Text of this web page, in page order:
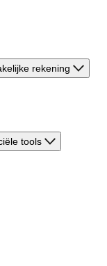
rekening
tools